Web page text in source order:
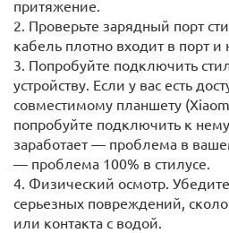
притяжение.
2. Проверьте зарядный порт
кабель плотно входит в порт и
3. Попробуйте подключить
устройству. Если у вас есть
совместимому планшету
попробуйте подключить к
заработает — проблема в
— проблема 100% в стилусе.
4. Физический осмотр.
серьезных повреждений,
или контакта с водой.